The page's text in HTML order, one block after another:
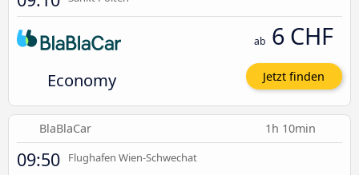
Economy
ab 6 CHF
Jetzt finden
BlaBlaCar 1h 10min
09:50 Flughafen Wien-Schwechat